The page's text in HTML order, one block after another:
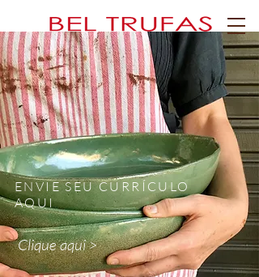
ENVIE SEU CURRÍCULO
AQUI
Clique aqui >